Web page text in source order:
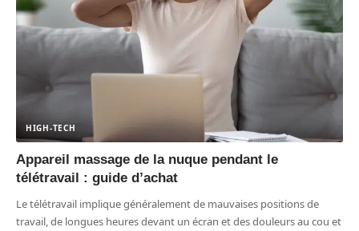
HIGH-TECH
Appareil massage de la nuque pendant le
télétravail : guide d’achat
Le télétravail implique généralement de mauvaises positions de
travail, de longues heures devant un écran et des douleurs au cou et